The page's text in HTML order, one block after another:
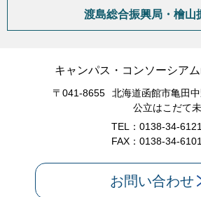
渡島総合振興局・檜山
キャンパス・コンソーシア
〒041-8655
北海道函館市亀田
公立はこだて
TEL：0138-34-6121
FAX：0138-34-6101
お問い合わせ